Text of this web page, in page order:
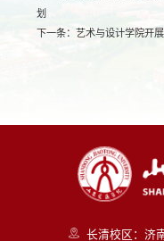
划
下一条： 艺术与设计学院开
长清校区：济